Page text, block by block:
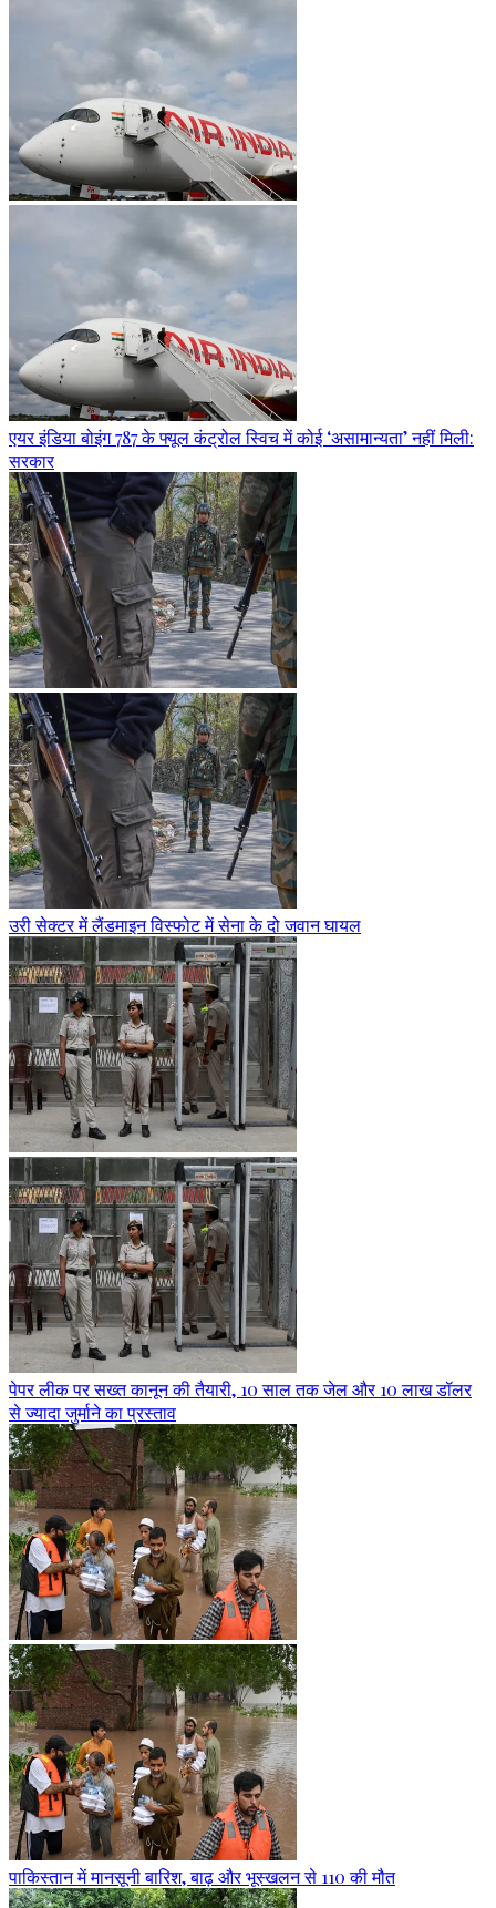
एयर इंडिया बोइंग 787 के फ्यूल कंट्रोल स्विच में कोई ‘असामान्यता’ नहीं मिली:
सरकार
उरी सेक्टर में लैंडमाइन विस्फोट में सेना के दो जवान घायल
पेपर लीक पर सख्त कानून की तैयारी, 10 साल तक जेल और 10 लाख डॉलर
से ज्यादा जुर्माने का प्रस्ताव
पाकिस्तान में मानसूनी बारिश, बाढ़ और भूस्खलन से 110 की मौत